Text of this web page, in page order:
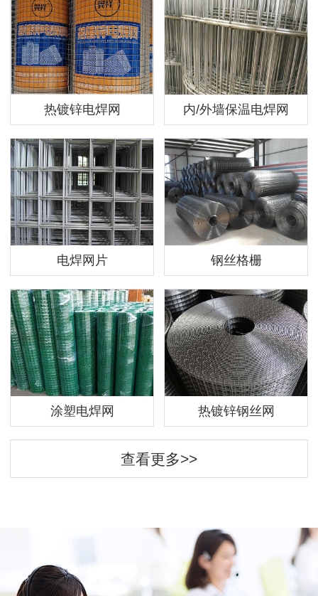
热镀锌电焊网 内/外墙保温电焊网
电焊网片 钢丝格栅
涂塑电焊网 热镀锌钢丝网
查看更多>>